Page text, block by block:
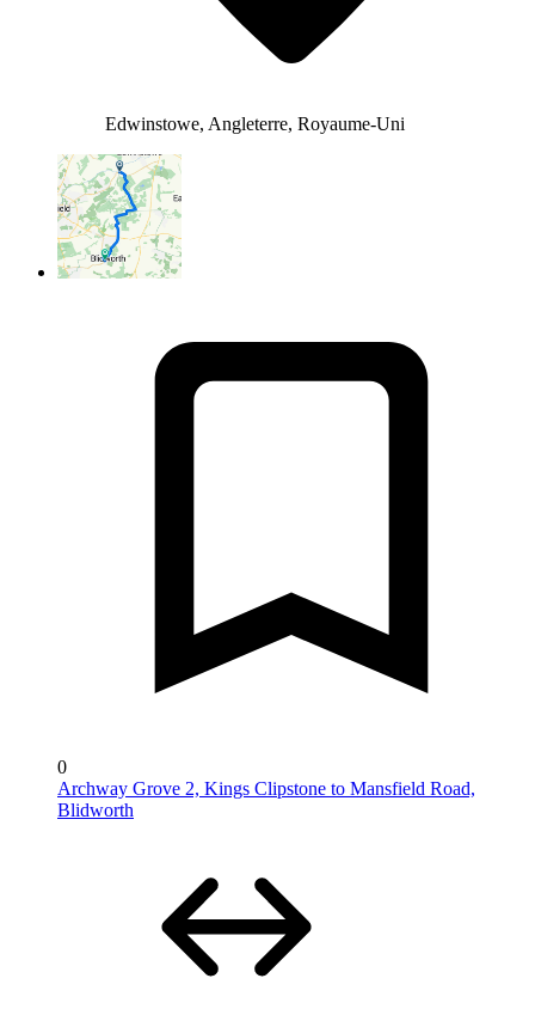
Edwinstowe, Angleterre, Royaume-Uni
0
Archway Grove 2, Kings Clipstone to Mansfield Road,
Blidworth